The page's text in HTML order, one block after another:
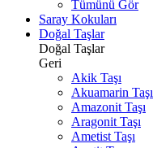
Tümünü Gör
Saray Kokuları
Doğal Taşlar
Doğal Taşlar
Geri
Akik Taşı
Akuamarin Taşı
Amazonit Taşı
Aragonit Taşı
Ametist Taşı